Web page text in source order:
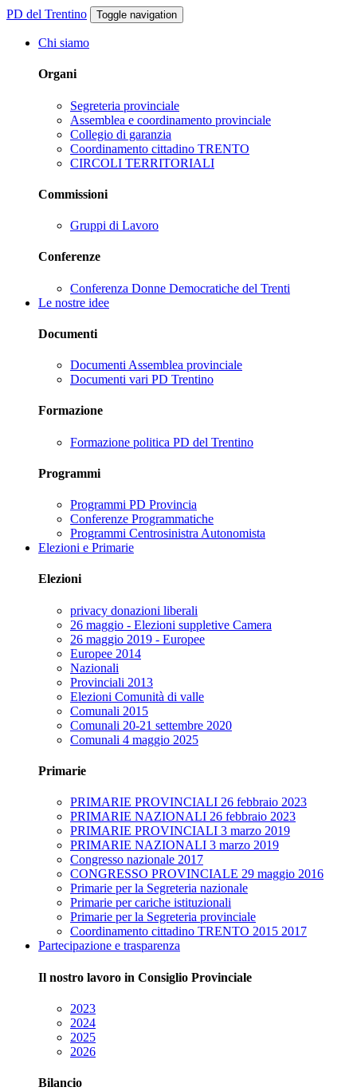
PD del Trentino Toggle navigation
Chi siamo
Organi
Segreteria provinciale
Assemblea e coordinamento provinciale
Collegio di garanzia
Coordinamento cittadino TRENTO
CIRCOLI TERRITORIALI
Commissioni
Gruppi di Lavoro
Conferenze
Conferenza Donne Democratiche del Trenti
Le nostre idee
Documenti
Documenti Assemblea provinciale
Documenti vari PD Trentino
Formazione
Formazione politica PD del Trentino
Programmi
Programmi PD Provincia
Conferenze Programmatiche
Programmi Centrosinistra Autonomista
Elezioni e Primarie
Elezioni
privacy donazioni liberali
26 maggio - Elezioni suppletive Camera
26 maggio 2019 - Europee
Europee 2014
Nazionali
Provinciali 2013
Elezioni Comunità di valle
Comunali 2015
Comunali 20-21 settembre 2020
Comunali 4 maggio 2025
Primarie
PRIMARIE PROVINCIALI 26 febbraio 2023
PRIMARIE NAZIONALI 26 febbraio 2023
PRIMARIE PROVINCIALI 3 marzo 2019
PRIMARIE NAZIONALI 3 marzo 2019
Congresso nazionale 2017
CONGRESSO PROVINCIALE 29 maggio 2016
Primarie per la Segreteria nazionale
Primarie per cariche istituzionali
Primarie per la Segreteria provinciale
Coordinamento cittadino TRENTO 2015 2017
Partecipazione e trasparenza
Il nostro lavoro in Consiglio Provinciale
2023
2024
2025
2026
Bilancio